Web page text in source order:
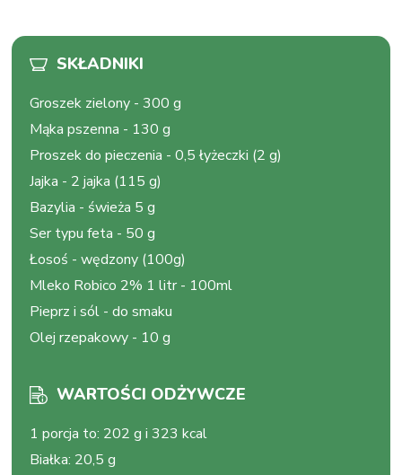
SKŁADNIKI
Groszek zielony -300 g
Mąka pszenna - 130 g
Proszek do pieczenia -0,5 łyżeczki (2 g)
Jajka - 2 jajka (115 g)
Bazylia - świeża 5 g
Ser typu feta - 50 g
Łosoś -wędzony (100g)
Mleko Robico 2% 1 litr - 100ml
Pieprz i sól -do smaku
Olej rzepakowy - 10 g
WARTOŚCI ODŻYWCZE
1 porcja to: 202 g i 323 kcal
Białka: 20,5 g